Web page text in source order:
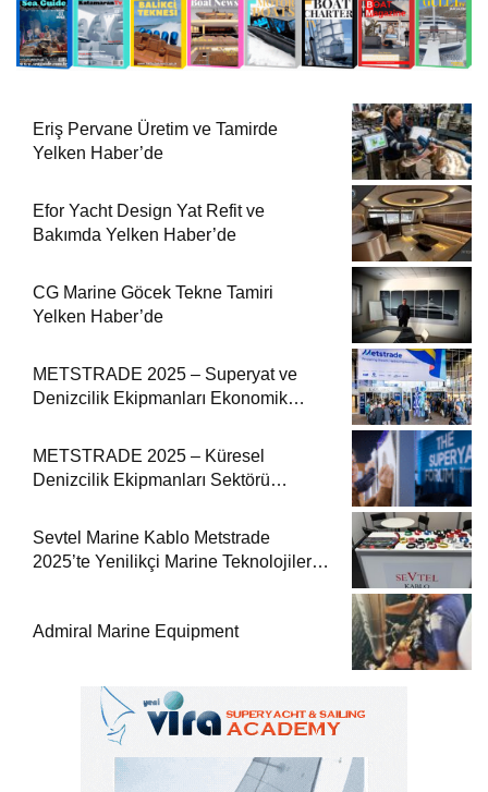
Eriş Pervane Üretim ve Tamirde
Yelken Haber’de
Efor Yacht Design Yat Refit ve
Bakımda Yelken Haber’de
CG Marine Göcek Tekne Tamiri
Yelken Haber’de
METSTRADE 2025 – Superyat ve
Denizcilik Ekipmanları Ekonomik
METSTRADE 2025 – Küresel
Denizcilik Ekipmanları Sektörü
Sevtel Marine Kablo Metstrade
2025’te Yenilikçi Marine Teknolojilerini
Admiral Marine Equipment